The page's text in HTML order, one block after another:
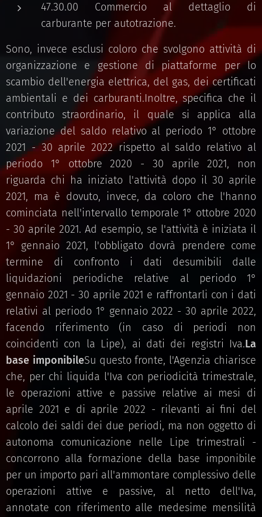
47.30.00 Commercio al dettaglio di
carburante per autotrazione.
Sono, invece esclusi coloro che svolgono attività di
organizzazione e gestione di piattaforme per lo
scambio dell'energia elettrica, del gas, dei certificati
ambientali e dei carburanti.Inoltre, specifica che il
contributo straordinario, il quale si applica alla
variazione del saldo relativo al periodo 1° ottobre
2021 - 30 aprile 2022 rispetto al saldo relativo al
periodo 1° ottobre 2020 - 30 aprile 2021, non
riguarda chi ha iniziato l'attività dopo il 30 aprile
2021, ma è dovuto, invece, da coloro che l'hanno
cominciata nell'intervallo temporale 1° ottobre 2020
- 30 aprile 2021. Ad esempio, se l'attività è iniziata il
1° gennaio 2021, l'obbligato dovrà prendere come
termine di confronto i dati desumibili dalle
liquidazioni periodiche relative al periodo 1°
gennaio 2021 - 30 aprile 2021 e raffrontarli con i dati
relativi al periodo 1° gennaio 2022 - 30 aprile 2022,
facendo riferimento (in caso di periodi non
coincidenti con la Lipe), ai dati dei registri Iva.La
base imponibileSu questo fronte, l'Agenzia chiarisce
che, per chi liquida l'Iva con periodicità trimestrale,
le operazioni attive e passive relative ai mesi di
aprile 2021 e di aprile 2022 - rilevanti ai fini del
calcolo dei saldi dei due periodi, ma non oggetto di
autonoma comunicazione nelle Lipe trimestrali -
concorrono alla formazione della base imponibile
per un importo pari all'ammontare complessivo delle
operazioni attive e passive, al netto dell'Iva,
annotate con riferimento alle medesime mensilità